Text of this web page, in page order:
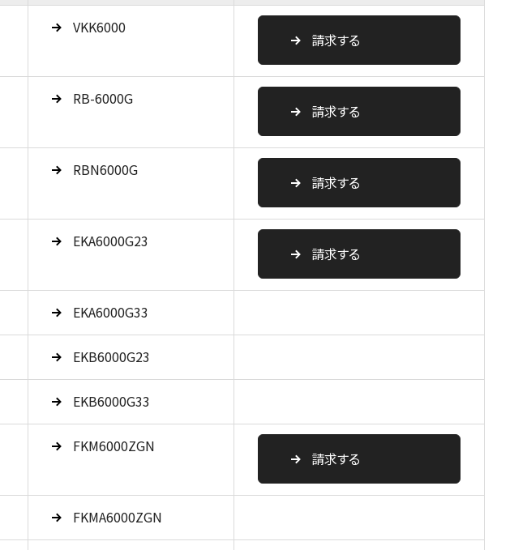
VKK6000
請求する
RB-6000G
請求する
RBN6000G
請求する
EKA6000G23
請求する
EKA6000G33
EKB6000G23
EKB6000G33
FKM6000ZGN
請求する
FKMA6000ZGN